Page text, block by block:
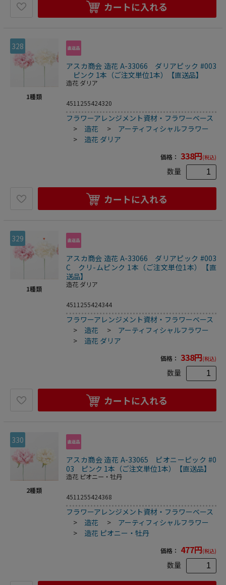
カートに入れる
328
1種類
アスカ商会 造花 A-33066 ダリアピック #003
ピンク 1本（ご注文単位1本）【直送品】
造花 ダリア
4511255424320
フラワーアレンジメント資材・フラワーベース
> 造花 > アーティフィシャルフラワー
> 造花 ダリア
価格： 338円(税込)
数量
カートに入れる
329
1種類
アスカ商会 造花 A-33066 ダリアピック #003
C クリ-ムピンク 1本（ご注文単位1本）【直
送品】
造花 ダリア
4511255424344
フラワーアレンジメント資材・フラワーベース
> 造花 > アーティフィシャルフラワー
> 造花 ダリア
価格： 338円(税込)
数量
カートに入れる
330
2種類
アスカ商会 造花 A-33065 ピオニーピック #0
03 ピンク 1本（ご注文単位1本）【直送品】
造花 ピオニー・牡丹
4511255424368
フラワーアレンジメント資材・フラワーベース
> 造花 > アーティフィシャルフラワー
> 造花 ピオニー・牡丹
価格： 477円(税込)
数量